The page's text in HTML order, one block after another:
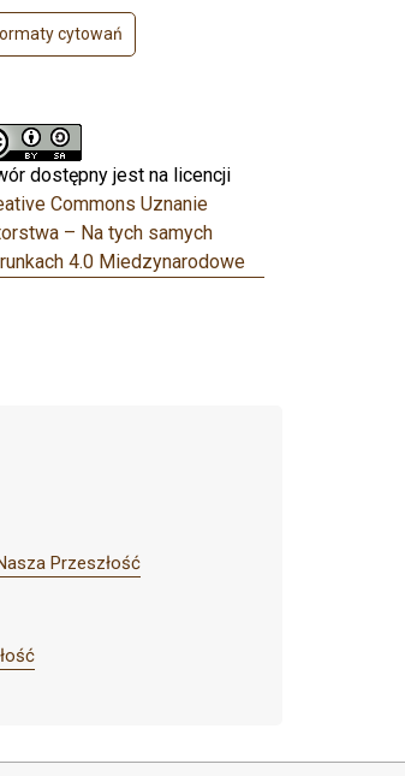
cytowań
dostępny jest na licencji
Commons Uznanie
– Na tych samych
4.0 Miedzynarodowe
Przeszłość